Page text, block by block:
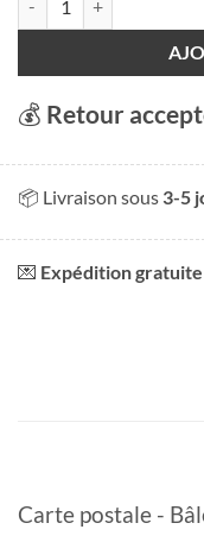
💰 Retour
📦 Livraison sous 3-5
💌 Expédition gratuite
Carte postale -